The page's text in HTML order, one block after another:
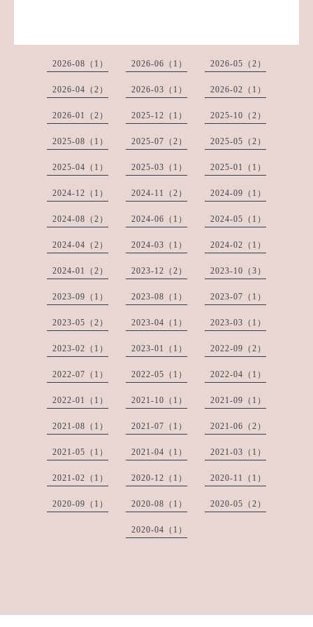
2026-08（1） 2026-06（1） 2026-05（2）
2026-04（2） 2026-03（1） 2026-02（1）
2026-01（2） 2025-12（1） 2025-10（2）
2025-08（1） 2025-07（2） 2025-05（2）
2025-04（1） 2025-03（1） 2025-01（1）
2024-12（1） 2024-11（2） 2024-09（1）
2024-08（2） 2024-06（1） 2024-05（1）
2024-04（2） 2024-03（1） 2024-02（1）
2024-01（2） 2023-12（2） 2023-10（3）
2023-09（1） 2023-08（1） 2023-07（1）
2023-05（2） 2023-04（1） 2023-03（1）
2023-02（1） 2023-01（1） 2022-09（2）
2022-07（1） 2022-05（1） 2022-04（1）
2022-01（1） 2021-10（1） 2021-09（1）
2021-08（1） 2021-07（1） 2021-06（2）
2021-05（1） 2021-04（1） 2021-03（1）
2021-02（1） 2020-12（1） 2020-11（1）
2020-09（1） 2020-08（1） 2020-05（2）
2020-04（1）